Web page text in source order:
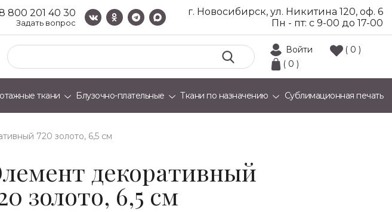
800 201 40 30
Задать вопрос
г. Новосибирск, ул. Никитина 120, оф. 6
Пн - пт: с 9-00 до 17-00
Войти
( 0 )
( 0 )
ткани Блузочно-плательные Ткани по назначению Сублимационная печать
720 золото, 6,5 см
декоративный
золото, 6,5 см